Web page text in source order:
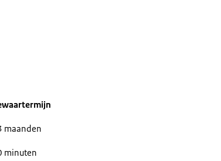
maanden
minuten